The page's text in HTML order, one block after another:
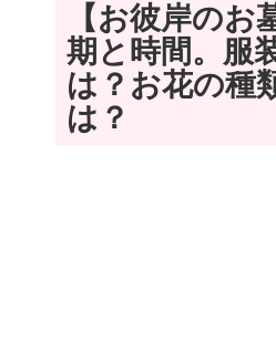
【お彼岸のお
期と時間。服
は？お花の種
は？